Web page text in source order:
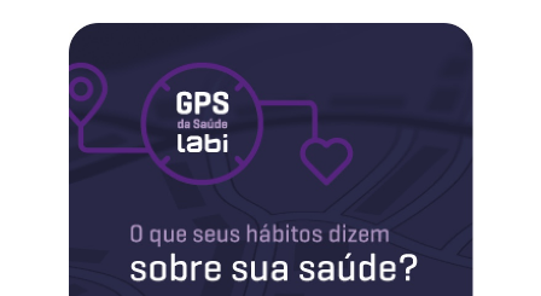
Maternidade
Novidades do Labi
Saúde da Mulher
Saúde do Homem
Sobre o Labi